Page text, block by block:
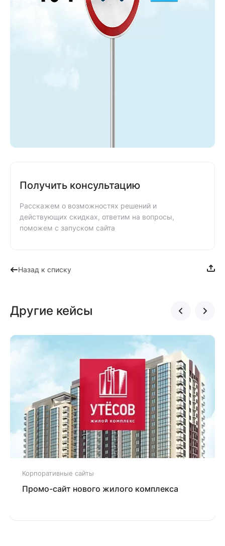
Получить консультацию
Расскажем о возможностях решений и
действующих скидках, ответим на вопросы,
поможем с запуском сайта
Назад к списку
Другие кейсы
Корпоративные сайты
Промо-сайт нового жилого комплекса